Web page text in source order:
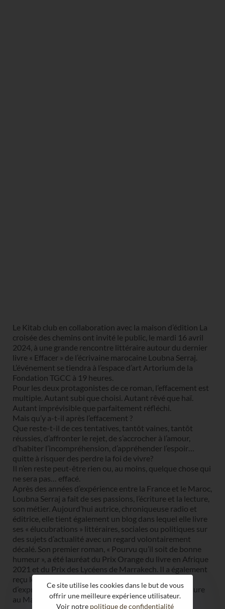
Le Kitab club en collaboration avec la maison d’édition La
croisée des chemins ont invité le public, le mardi 16 avril
2024, à une grande rencontre littéraire autour du dernier
livre « Effacer » de l’écrivaine marocaine Loubna Serraj.
L’événement se tiendra à l’espace d’art Artorium de la
Fondation TGCC à 19 heures.
Pour les deux protagonistes de ce roman, l’effacement est
multiple. Autant subi que choisi. Autant rêvé que haï.
Autant imprévisible que parfaitement réfléchi.
Mais qu’y a-t-il après l’effacement ?
Que reste-t-il de ces tentatives, tantôt vaines, tantôt
réussies, d’affronter le rejet, de s’accrocher à l’amour,
d’habiter l’incompréhension, d’appréhender l’espoir…
quitte à risquer des perdre la foi de vivre?
Il n’en reste peut-être rien ou, au moins, quelque chose qui
ne sera pas… effacé.
Après des années d’expérience entre la France et le Maroc,
Loubna Serraj a fait de ses passions, l’écriture et la lecture,
son métier. Aujourd’hui autrice, chroniqueuse radio et
éditrice, elle tient également un blog dans lequel elle livre
ses « élucubrations » littéraires, sociales ou politiques sur
des sujets d’actualité avec un regard volontairement
décalé. Son premier roman, « Pourvu qu’il soit de bonne
humeur », a été lauréat du Prix Orange du livre en Afrique
2021 et du Prix des Lycéens de Marrakech. Il a également
reçu le Prix des jeunes pour le roman marocain
d’expression française (organisé par le Réseau de lecture
au Maroc) en 2022.
Ce site utilise les cookies dans le but de vous
offrir une meilleure expérience utilisateur.
Voir notre politique de confidentialité